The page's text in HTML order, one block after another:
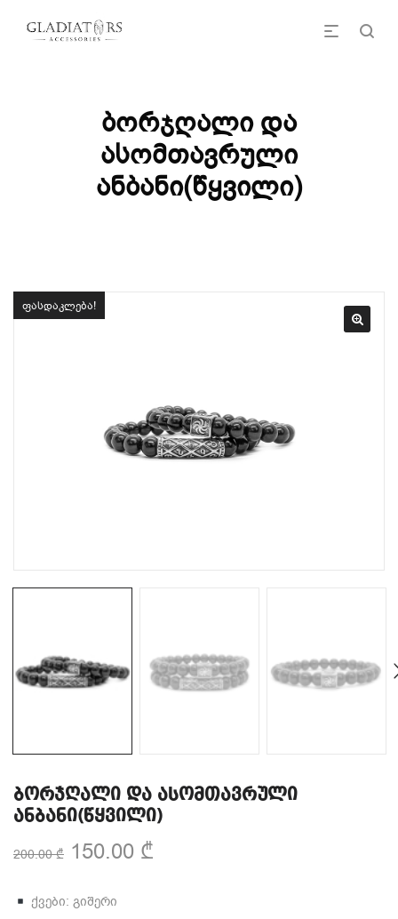
ბორჯღალი და
ასომთავრული
ანბანი(წყვილი)
ფასდაკლება!
ბორჯღალი და ასომთავრული
ანბანი(წყვილი)
200.00₾ 150.00 ₾
ქვები: გიშერი